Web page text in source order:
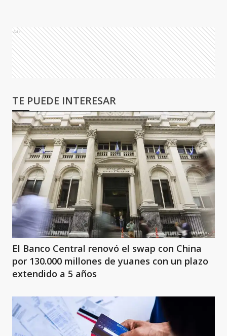
Ads
TE PUEDE INTERESAR
El Banco Central renovó el swap con China
por 130.000 millones de yuanes con un plazo
extendido a 5 años